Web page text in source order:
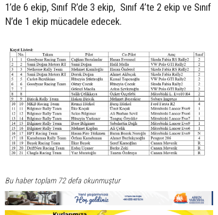
1’de 6 ekip, Sınıf R’de 3 ekip, Sınıf 4’te 2 ekip ve Sınıf
N’de 1 ekip mücadele edecek.
Bu haber toplam 72 defa okunmuştur